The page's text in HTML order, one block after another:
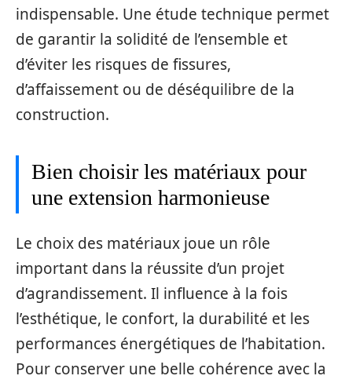
indispensable. Une étude technique permet
de garantir la solidité de l’ensemble et
d’éviter les risques de fissures,
d’affaissement ou de déséquilibre de la
construction.
Bien choisir les matériaux pour
une extension harmonieuse
Le choix des matériaux joue un rôle
important dans la réussite d’un projet
d’agrandissement. Il influence à la fois
l’esthétique, le confort, la durabilité et les
performances énergétiques de l’habitation.
Pour conserver une belle cohérence avec la